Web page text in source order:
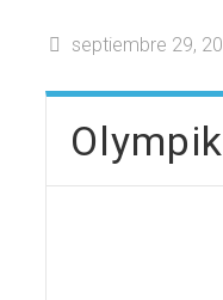
septiembre 29,